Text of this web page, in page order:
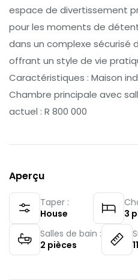
espace de divertissement
pour les moments de
dans un complexe sécurisé
offrant un style de vie
Caractéristiques : Maison
Chambre principale avec
actuel : R 800 000
Aperçu
Taper :
House
3
Salles de bain :
2 pièces